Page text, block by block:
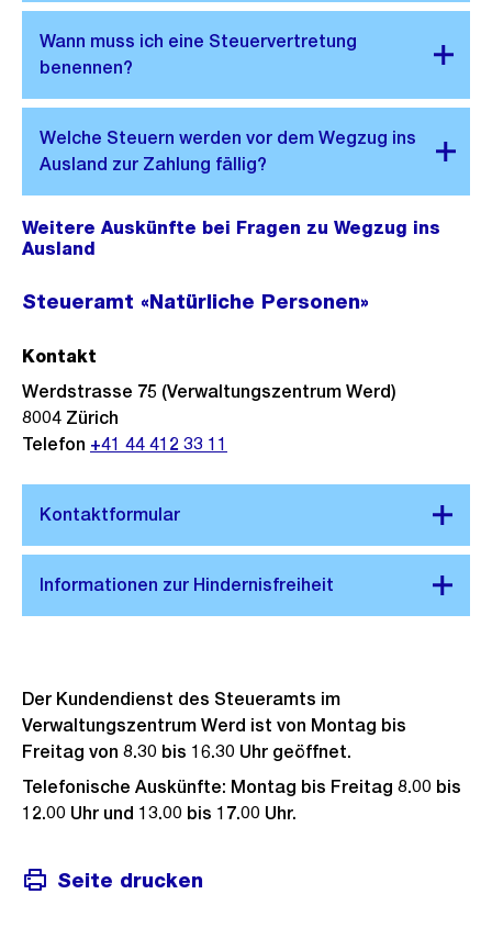
Weitere Auskünfte bei Fragen zu Wegzug ins
Ausland
Steueramt «Natürliche Personen»
Kontakt
Werdstrasse 75 (Verwaltungszentrum Werd)
8004 Zürich
Telefon +41 44 412 33 11
Der Kundendienst des Steueramts im
Verwaltungszentrum Werd ist von Montag bis
Freitag von 8.30 bis 16.30 Uhr geöffnet.
Telefonische Auskünfte: Montag bis Freitag 8.00 bis
12.00 Uhr und 13.00 bis 17.00 Uhr.
Seite drucken